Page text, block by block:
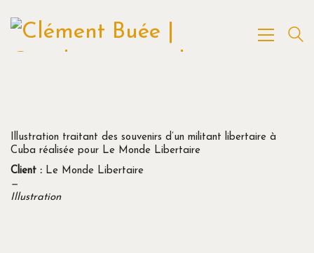
Illustration traitant des souvenirs d’un militant libertaire à
Cuba réalisée pour Le Monde Libertaire
Client : Le Monde Libertaire
—
Illustration